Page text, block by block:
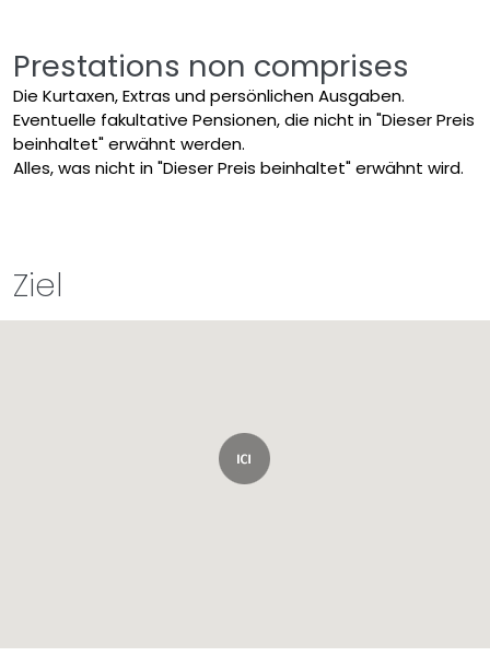
Prestations non comprises
Die Kurtaxen, Extras und persönlichen Ausgaben.
Eventuelle fakultative Pensionen, die nicht in "Dieser Preis
beinhaltet" erwähnt werden.
Alles, was nicht in "Dieser Preis beinhaltet" erwähnt wird.
Ziel